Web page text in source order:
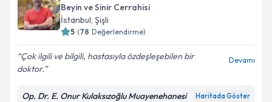
Beyin ve Sinir Cerrahisi
İstanbul, Şişli
5 (78 Değerlendirme)
Çok ilgili ve bilgili, hastasıyla özdeşleşebilen bir
doktor.
Devamı
Op. Dr. E. Onur Kulaksızoğlu Muayenehanesi Haritada Göster